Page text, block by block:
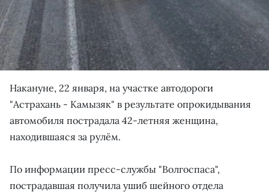
Накануне, 22 января, на участке автодороги
"Астрахань - Камызяк" в результате опрокидывания
автомобиля пострадала 42-летняя женщина,
находившаяся за рулём.
По информации пресс-службы "Волгоспаса",
пострадавшая получила ушиб шейного отдела